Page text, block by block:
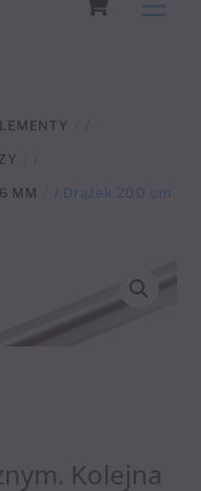
/
/
MM / Drążek 200 cm
Kolejna